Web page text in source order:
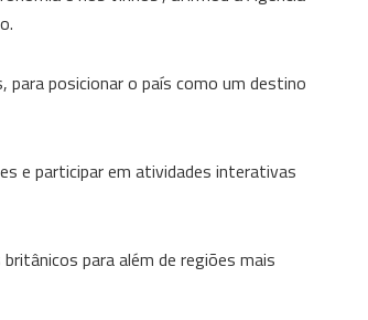
posicionar o país como um destino
e participar em atividades interativas
para além de regiões mais